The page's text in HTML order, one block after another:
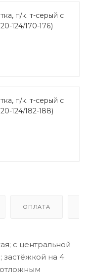
п/к. т-серый с
124/170-176)
п/к. т-серый с
124/182-188)
ОПЛАТА
с центральной
застёжкой на 4
отложным